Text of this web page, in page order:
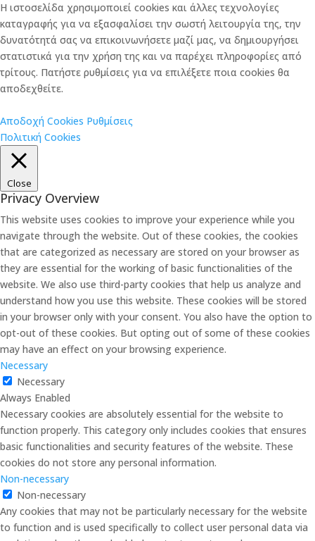
Η ιστοσελίδα χρησιμοποιεί cookies και άλλες τεχνολογίες
καταγραφής για να εξασφαλίσει την σωστή λειτουργία της, την
δυνατότητά σας να επικοινωνήσετε μαζί μας, να δημιουργήσει
στατιστικά για την χρήση της και να παρέχει πληροφορίες από
τρίτους. Πατήστε ρυθμίσεις για να επιλέξετε ποια cookies θα
αποδεχθείτε.
Αποδοχή Cookies Ρυθμίσεις
Πολιτική Cookies
Close
Privacy Overview
This website uses cookies to improve your experience while you
navigate through the website. Out of these cookies, the cookies
that are categorized as necessary are stored on your browser as
they are essential for the working of basic functionalities of the
website. We also use third-party cookies that help us analyze and
understand how you use this website. These cookies will be stored
in your browser only with your consent. You also have the option to
opt-out of these cookies. But opting out of some of these cookies
may have an effect on your browsing experience.
Necessary
Necessary
Always Enabled
Necessary cookies are absolutely essential for the website to
function properly. This category only includes cookies that ensures
basic functionalities and security features of the website. These
cookies do not store any personal information.
Non-necessary
Non-necessary
Any cookies that may not be particularly necessary for the website
to function and is used specifically to collect user personal data via